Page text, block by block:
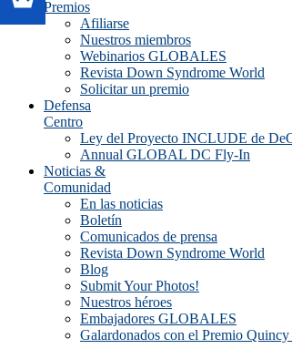
Premios
Afiliarse
Nuestros miembros
Webinarios GLOBALES
Revista Down Syndrome World
Solicitar un premio
Defensa
Centro
Ley del Proyecto INCLUDE de
Annual GLOBAL DC Fly-In
Noticias &
Comunidad
En las noticias
Boletín
Comunicados de prensa
Revista Down Syndrome World
Blog
Submit Your Photos!
Nuestros héroes
Embajadores GLOBALES
Galardonados con el Premio Quincy